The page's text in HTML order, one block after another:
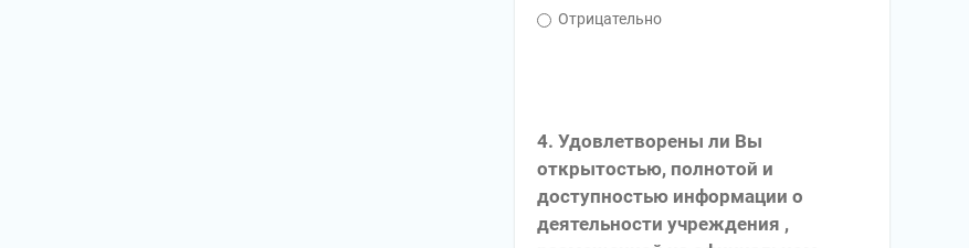
Отрицательно
4. Удовлетворены ли Вы
открытостью, полнотой и
доступностью информации о
деятельности учреждения ,